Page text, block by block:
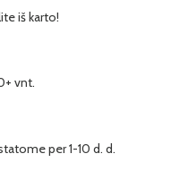
iš karto!
vnt.
per 1-10 d. d.